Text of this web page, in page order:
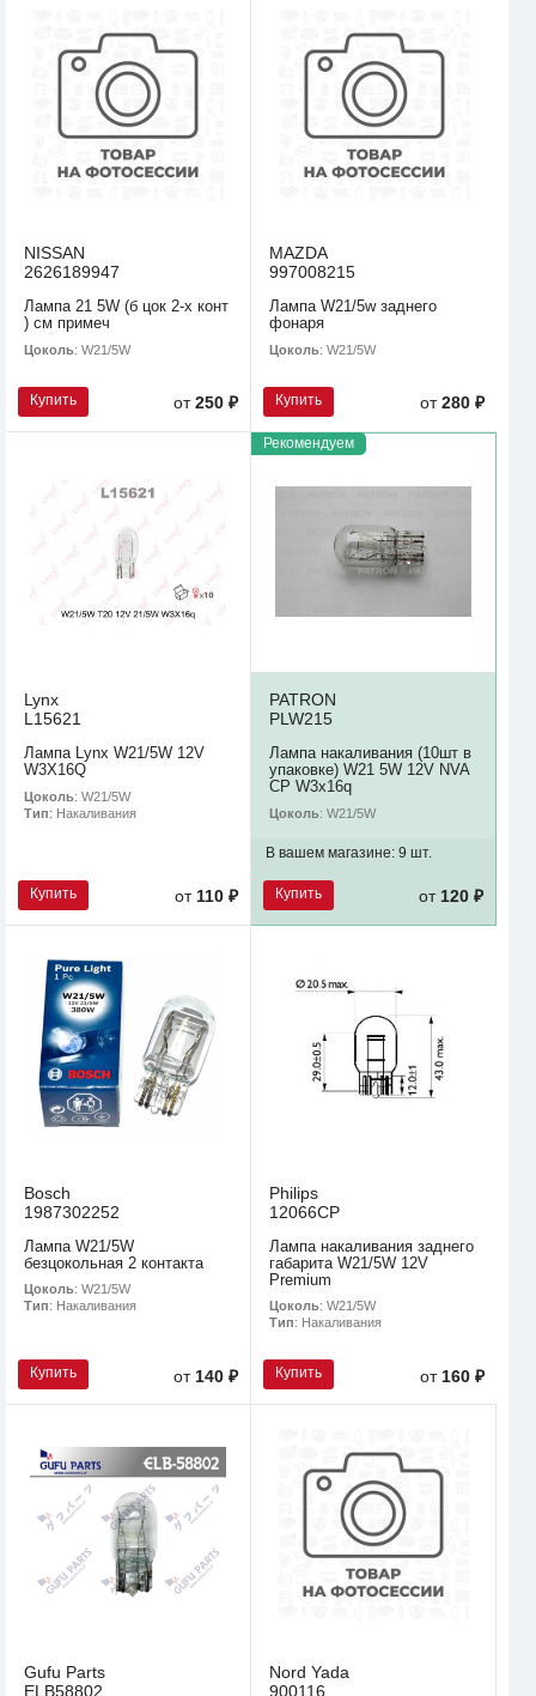
NISSAN
2626189947
Лампа 21 5W (б цок 2-х конт
) см примеч
Цоколь: W21/5W
Купить от250 ₽
MAZDA
997008215
Лампа W21/5w заднего
фонаря
Цоколь: W21/5W
Купить от280 ₽
Lynx
L15621
Лампа Lynx W21/5W 12V
W3X16Q
Цоколь: W21/5W
Тип: Накаливания
Купить от 110 ₽
Рекомендуем
PATRON
PLW215
Лампа накаливания (10шт в
упаковке) W21 5W 12V NVA
CP W3x16q
Цоколь: W21/5W
В вашем магазине: 9 шт.
Купить от 120 ₽
Bosch
1987302252
Лампа W21/5W
безцокольная 2 контакта
Цоколь: W21/5W
Тип: Накаливания
Купить от 140 ₽
Philips
12066CP
Лампа накаливания заднего
габарита W21/5W 12V
Premium
Цоколь: W21/5W
Тип: Накаливания
Купить от 160 ₽
Gufu Parts
ELB58802
Nord Yada
900116